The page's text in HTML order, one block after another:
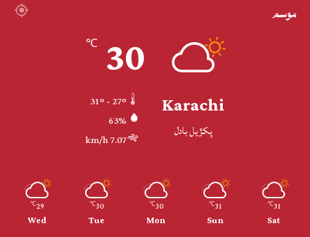
موسم
Karachi
پکڙيل بادل
30
℃
63%
7.07 km/h
31
℃
Sat
31
℃
Sun
30
℃
Mon
30
℃
Tue
29
℃
Wed